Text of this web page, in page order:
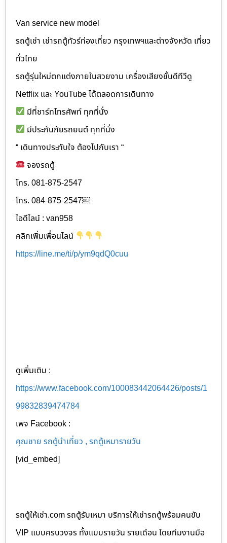
Van service new model
รถตู้เช่า เช่ารถตู้ทัวร์ท่องเที่ยว กรุงเทพฯและต่างจังหวัด เที่ยว
ทั่วไทย
รถตู้รุ่นใหม่ตกแต่งภายในสวยงาม เครื่องเสียงชั้นดีทีวีดู
Netflix และ YouTube ได้ตลอดการเดินทาง
มีที่ชาร์ทโทรศัพท์ ทุกที่นั่ง
มีประกันภัยรถยนต์ ทุกที่นั่ง
“ เดินทางประทับใจ ต้องไปกับเรา “
จองรถตู้
โทร. 081-875-2547
โทร. 084-875-2547￼
ไอดีไลน์ : van958
คลิกเพิ่มเพื่อนไลน์
https://line.me/ti/p/ym9qdQ0cuu
ดูเพิ่มเติม :
https://www.facebook.com/100083442064426/posts/1
99832839474784
เพจ Facebook :
คุณชาย รถตู้นำเที่ยว , รถตู้เหมารายวัน
[vid_embed]
รถตู้ให้เช่า.com รถตู้รับเหมา บริการให้เช่ารถตู้พร้อมคนขับ
VIP แบบครบวงจร ทั้งแบบรายวัน รายเดือน โดยทีมงานมือ